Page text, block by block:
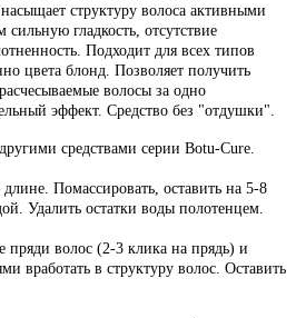
структуру волоса активными
гладкость, отсутствие
Подходит для всех типов
цвета блонд. Позволяет получить
волосы за одно
эффект. Средство без "отдушки".
средствами серии Botu-Cure.
Помассировать, оставить на 5-8
Удалить остатки воды полотенцем.
пряди волос (2-3 клика на прядь) и
вработать в структуру волос. Оставить